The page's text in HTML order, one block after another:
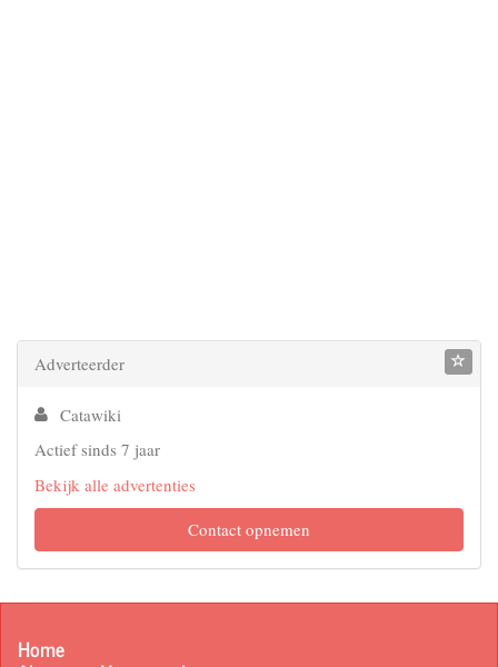
Adverteerder
Catawiki
Actief sinds 7 jaar
Bekijk alle advertenties
Contact opnemen
Home